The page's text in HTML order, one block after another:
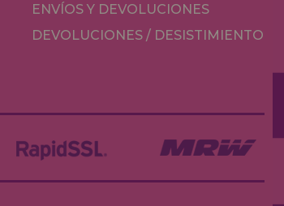
ENVÍOS Y DEVOLUCIONES
DEVOLUCIONES / DESISTIMIENTO